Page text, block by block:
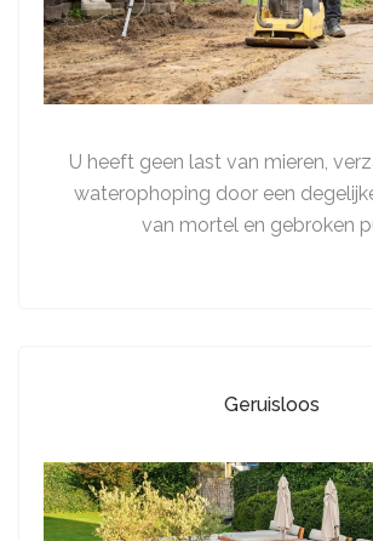
U heeft geen last van mieren,
waterophoping door een
van mortel en gebroken
Geruisloos